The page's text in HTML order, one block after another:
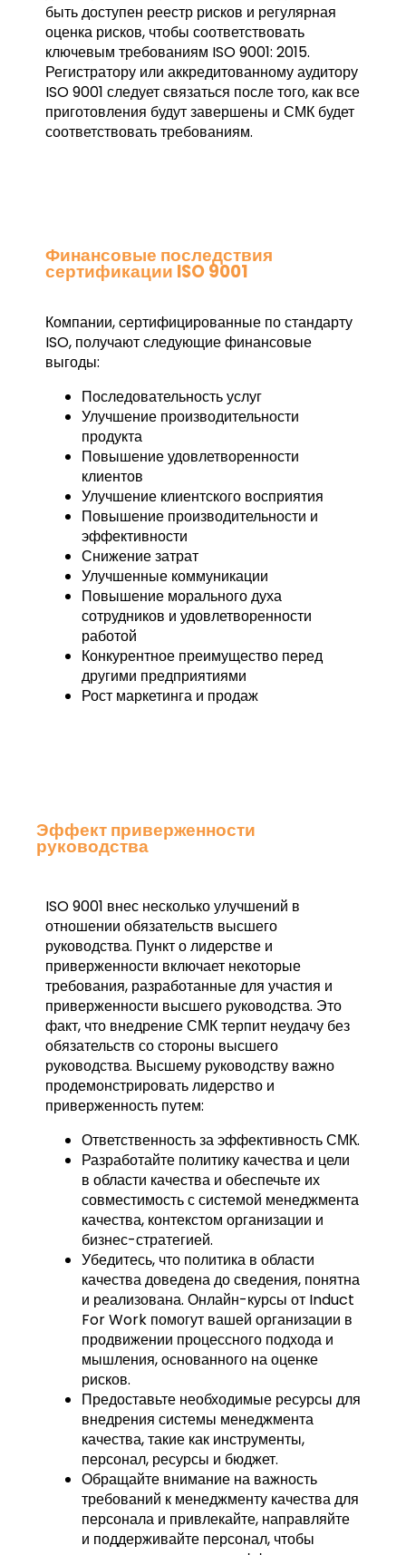
быть доступен реестр рисков и регулярная
оценка рисков, чтобы соответствовать
ключевым требованиям ISO 9001: 2015.
Регистратору или аккредитованному аудитору
ISO 9001 следует связаться после того, как все
приготовления будут завершены и СМК будет
соответствовать требованиям.
Финансовые последствия
сертификации ISO 9001
Компании, сертифицированные по стандарту
ISO, получают следующие финансовые
выгоды:
Последовательность услуг
Улучшение производительности
продукта
Повышение удовлетворенности
клиентов
Улучшение клиентского восприятия
Повышение производительности и
эффективности
Снижение затрат
Улучшенные коммуникации
Повышение морального духа
сотрудников и удовлетворенности
работой
Конкурентное преимущество перед
другими предприятиями
Рост маркетинга и продаж
Эффект приверженности
руководства
ISO 9001 внес несколько улучшений в
отношении обязательств высшего
руководства. Пункт о лидерстве и
приверженности включает некоторые
требования, разработанные для участия и
приверженности высшего руководства. Это
факт, что внедрение СМК терпит неудачу без
обязательств со стороны высшего
руководства. Высшему руководству важно
продемонстрировать лидерство и
приверженность путем:
Ответственность за эффективность СМК.
Разработайте политику качества и цели
в области качества и обеспечьте их
совместимость с системой менеджмента
качества, контекстом организации и
бизнес-стратегией.
Убедитесь, что политика в области
качества доведена до сведения, понятна
и реализована. Онлайн-курсы от Induct
For Work помогут вашей организации в
продвижении процессного подхода и
мышления, основанного на оценке
рисков.
Предоставьте необходимые ресурсы для
внедрения системы менеджмента
качества, такие как инструменты,
персонал, ресурсы и бюджет.
Обращайте внимание на важность
требований к менеджменту качества для
персонала и привлекайте, направляйте
и поддерживайте персонал, чтобы